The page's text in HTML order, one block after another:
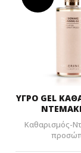
ΥΓΡΟ GEL
Καθαρισμός-